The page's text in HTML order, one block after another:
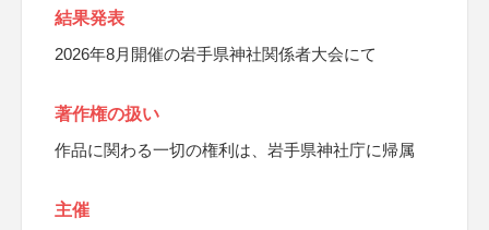
結果発表
2026年8月開催の岩手県神社関係者大会にて
著作権の扱い
作品に関わる一切の権利は、岩手県神社庁に帰属
主催